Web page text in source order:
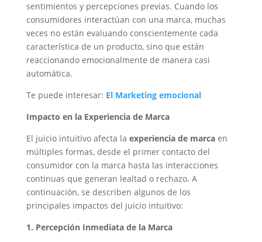
sentimientos y percepciones previas. Cuando los
consumidores interactúan con una marca, muchas
veces no están evaluando conscientemente cada
característica de un producto, sino que están
reaccionando emocionalmente de manera casi
automática.
Te puede interesar: El Marketing emocional
Impacto en la Experiencia de Marca
El juicio intuitivo afecta la experiencia de marcaen
múltiples formas, desde el primer contacto del
consumidor con la marca hasta las interacciones
continuas que generan lealtad o rechazo. A
continuación, se describen algunos de los
principales impactos del juicio intuitivo:
1. Percepción Inmediata de la Marca